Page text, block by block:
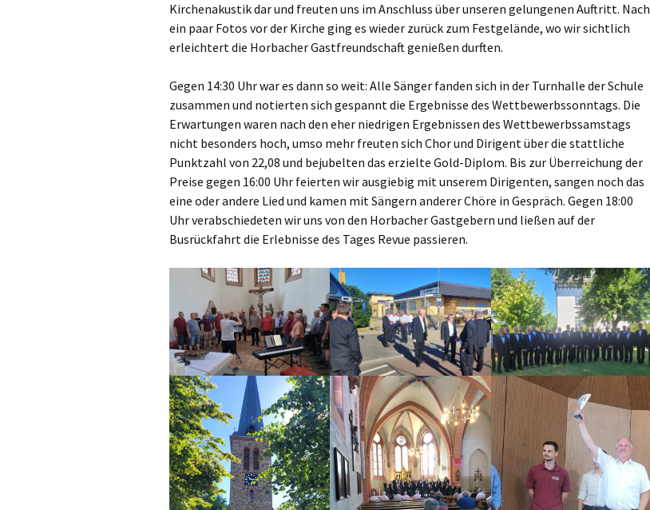
Kirchenakustik dar und freuten uns im Anschluss über unseren gelungenen Auftritt. Nach
ein paar Fotos vor der Kirche ging es wieder zurück zum Festgelände, wo wir sichtlich
erleichtert die Horbacher Gastfreundschaft genießen durften.
Gegen 14:30 Uhr war es dann so weit: Alle Sänger fanden sich in der Turnhalle der Schule
zusammen und notierten sich gespannt die Ergebnisse des Wettbewerbssonntags. Die
Erwartungen waren nach den eher niedrigen Ergebnissen des Wettbewerbssamstags
nicht besonders hoch, umso mehr freuten sich Chor und Dirigent über die stattliche
Punktzahl von 22,08 und bejubelten das erzielte Gold-Diplom. Bis zur Überreichung der
Preise gegen 16:00 Uhr feierten wir ausgiebig mit unserem Dirigenten, sangen noch das
eine oder andere Lied und kamen mit Sängern anderer Chöre in Gespräch. Gegen 18:00
Uhr verabschiedeten wir uns von den Horbacher Gastgebern und ließen auf der
Busrückfahrt die Erlebnisse des Tages Revue passieren.